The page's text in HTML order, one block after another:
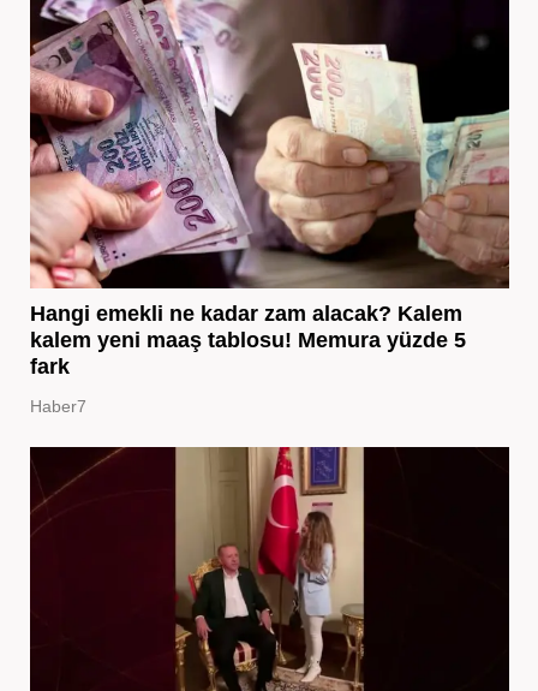
Hangi emekli ne kadar zam alacak? Kalem
kalem yeni maaş tablosu! Memura yüzde 5
fark
Haber7